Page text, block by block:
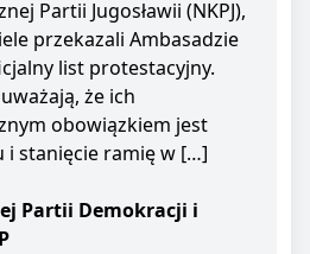
Partii Jugosławii (NKPJ),
przekazali Ambasadzie
list protestacyjny.
że ich
obowiązkiem jest
i stanięcie ramię w […]
Partii Demokracji i